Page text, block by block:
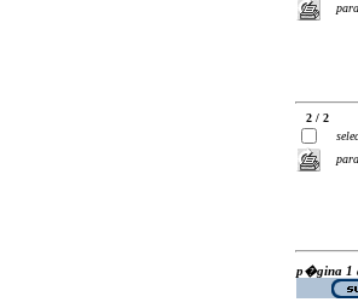
2 / 2
p�gina 1